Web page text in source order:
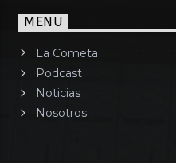
MENU
La Cometa
Podcast
Noticias
Nosotros